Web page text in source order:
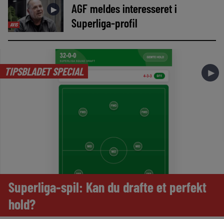
AVIS
►
AGF meldes interesseret i
Superliga-profil
TIPSBLADET SPECIAL ►
Superliga-spil: Kan du drafte et perfekt
hold?